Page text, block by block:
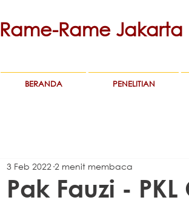
Rame-Rame Jakarta
BERANDA PENELITIAN
Pak Fauzi -
3 Feb 2022 2 menit membaca